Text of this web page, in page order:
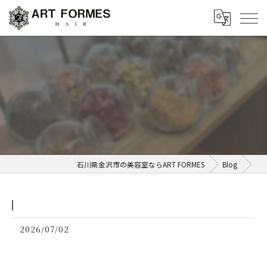
石川県金沢市の美容室ならART FORMES Blog
2026/07/02